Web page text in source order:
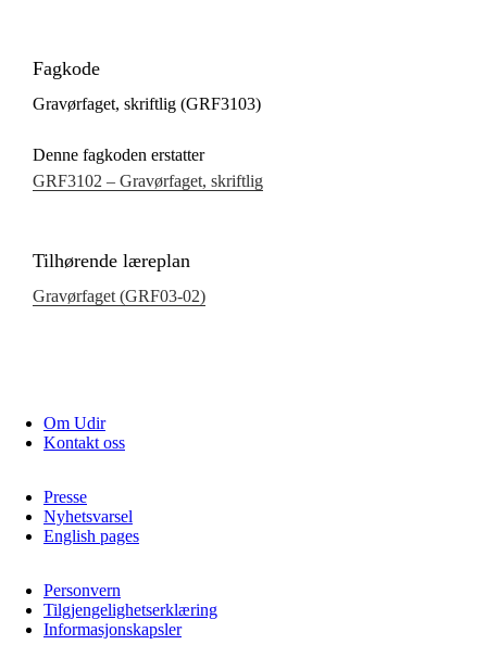
Fagkode
Gravørfaget, skriftlig (GRF3103)
Denne fagkoden erstatter
GRF3102 – Gravørfaget, skriftlig
Tilhørende læreplan
Gravørfaget (GRF03‑02)
Om Udir
Kontakt oss
Presse
Nyhetsvarsel
English pages
Personvern
Tilgjengelighetserklæring
Informasjonskapsler